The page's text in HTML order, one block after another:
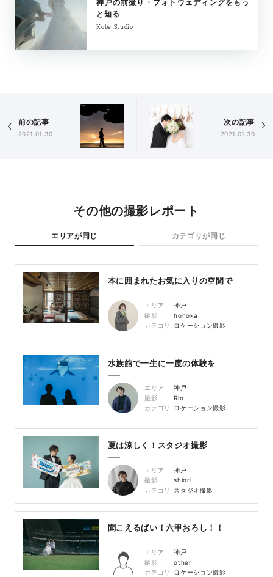
神戸の前撮り・フォトウェディングをもっ
と知る
Kobe Studio
前の記事
2021.01.30
次の記事
2021.01.30
その他の撮影レポート
エリアが同じ カテゴリが同じ
本に囲まれたお気に入りの空間で
エリア
神戸
撮影
honoka
カテゴリ
ロケーション撮影
水族館で一生に一度の体験を
エリア
神戸
撮影
Rio
カテゴリ
ロケーション撮影
夏は涼しく！スタジオ撮影
エリア
神戸
撮影
shiori
カテゴリ
スタジオ撮影
聞こえるばい！六甲おろし！！
エリア
神戸
撮影
other
カテゴリ
ロケーション撮影